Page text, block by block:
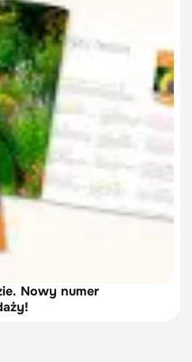
i ziół w formie tabel,
prace z wyprzedzeniem i
sezonu. Publikujemy
i opisy technik
ogrodniczych,
sadzenie, przycinanie i
fotografie
miesiącu. Numer
rozmaite czynności w
i
przez pielęgnację
i szklarni, po recykling,
roślin.
przewodnikiem po
Nowy numer